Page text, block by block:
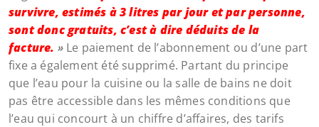
survivre, estimés à 3 litres par jour et par personne,
sont donc gratuits, c’est à dire déduits de la
facture. » Le paiement de l’abonnement ou d’une part
fixe a également été supprimé. Partant du principe
que l’eau pour la cuisine ou la salle de bains ne doit
pas être accessible dans les mêmes conditions que
l’eau qui concourt à un chiffre d’affaires, des tarifs